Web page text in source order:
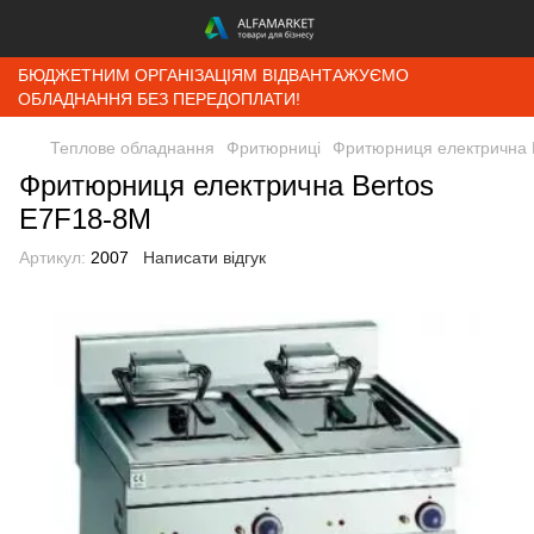
БЮДЖЕТНИМ ОРГАНІЗАЦІЯМ ВІДВАНТАЖУЄМО
ОБЛАДНАННЯ БЕЗ ПЕРЕДОПЛАТИ!
Теплове обладнання Фритюрниці Фритюрниця електрична
Фритюрниця електрична Bertos
E7F18-8M
Артикул: 2007 Написати відгук